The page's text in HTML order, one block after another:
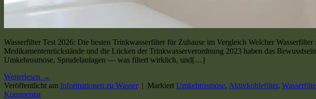
Wasserfilter Test 2026: Die besten Trinkwasserfilter für Zuhause im Vergleich Welcher
Medikamentenrückstände und die Lücken der Trinkwasserverordnung 2023 haben das
Umkehrosmose, Sprudelanlagen — was filtert wirklich, und[…]
Weiterlesen →
Veröffentlicht am Informationen zu Wasser | Markiert Umkehrosmose, Aktivkohlefilter,
Kommentar